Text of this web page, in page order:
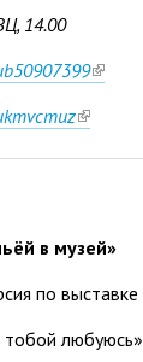
14.00
(link
(link
в музей»
по выставке
любуюсь»